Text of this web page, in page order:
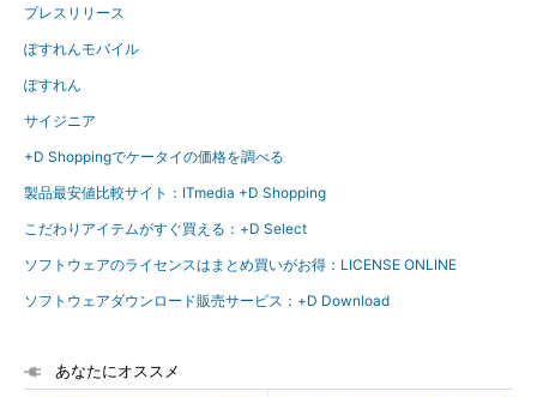
プレスリリース
ぽすれんモバイル
ぽすれん
サイジニア
+D Shoppingでケータイの価格を調べる
製品最安値比較サイト：ITmedia +D Shopping
こだわりアイテムがすぐ買える：+D Select
ソフトウェアのライセンスはまとめ買いがお得：LICENSE ONLINE
ソフトウェアダウンロード販売サービス：+D Download
あなたにオススメ